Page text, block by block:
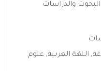
والدراسات
, اللغة العربية, علوم